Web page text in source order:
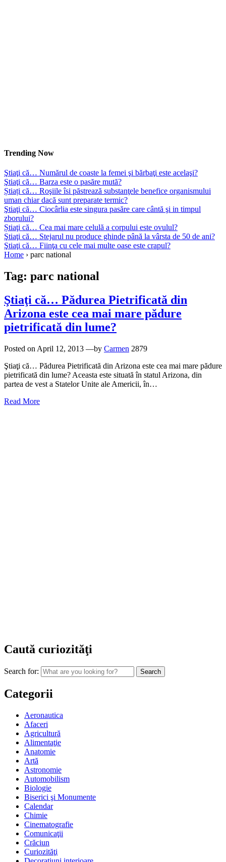
Trending Now
Ştiaţi că… Numărul de coaste la femei şi bărbaţi este acelaşi?
Ştiaţi că… Barza este o pasăre mută?
Știați că… Roşiile îsi păstrează substanţele benefice organismului
uman chiar dacă sunt preparate termic?
Ştiaţi că… Ciocârlia este singura pasăre care cântă şi in timpul
zborului?
Știaţi că… Cea mai mare celulă a corpului este ovulul?
Ştiaţi că… Stejarul nu produce ghinde până la vârsta de 50 de ani?
Ştiaţi că… Fiinţa cu cele mai multe oase este crapul?
Home › parc national
Tag: parc national
Ştiaţi că… Pădurea Pietrificată din
Arizona este cea mai mare pădure
pietrificată din lume?
Posted on April 12, 2013 —by Carmen 2879
Ştiaţi că… Pădurea Pietrificată din Arizona este cea mai mare pădure
pietrificată din lume? Aceasta este situată în statul Arizona, din
partea de vest a Statelor Unite ale Americii, în…
Read More
Caută curiozităţi
Search for:
Categorii
Aeronautica
Afaceri
Agricultură
Alimentaţie
Anatomie
Artă
Astronomie
Automobilism
Biologie
Biserici şi Monumente
Calendar
Chimie
Cinematografie
Comunicaţii
Crăciun
Curiozităţi